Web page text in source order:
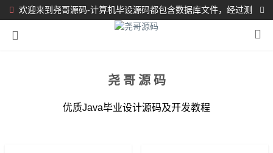
欢迎来到尧哥源码-计算机毕设源码都包含数据库文件，经过测
试都完整可运行！！！
尧哥源码
优质Java毕业设计源码及开发教程